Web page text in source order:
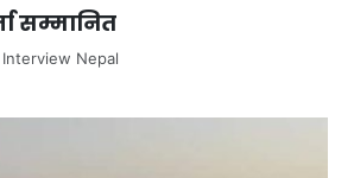
सम्मानित
Interview Nepal